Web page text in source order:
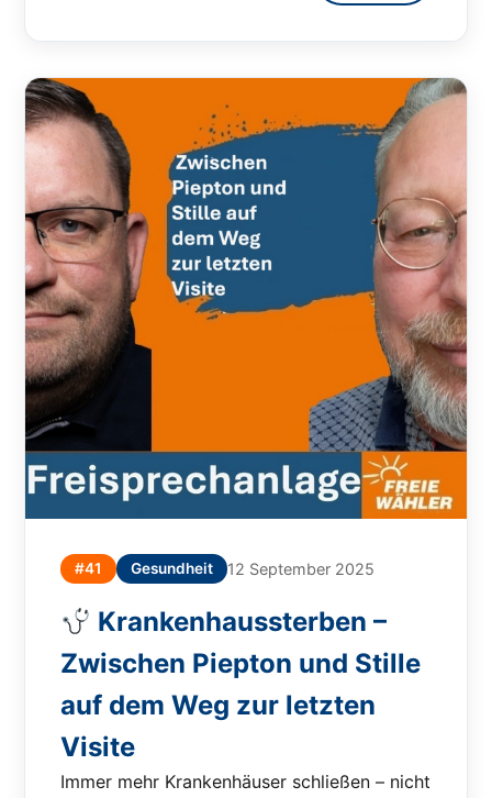
#41 Gesundheit 12 September 2025
Krankenhaussterben –
Zwischen Piepton und Stille
auf dem Weg zur letzten
Visite
Immer mehr Krankenhäuser schließen – nicht